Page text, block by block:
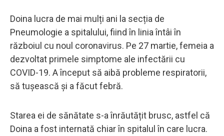
Doina lucra de mai mulți ani la secția de
Pneumologie a spitalului, fiind în linia întâi în
războiul cu noul coronavirus. Pe 27 martie, femeia a
dezvoltat primele simptome ale infectării cu
COVID-19. A început să aibă probleme respiratorii,
să tușească și a făcut febră.
Starea ei de sănătate s-a înrăutățit brusc, astfel că
Doina a fost internată chiar în spitalul în care lucra.